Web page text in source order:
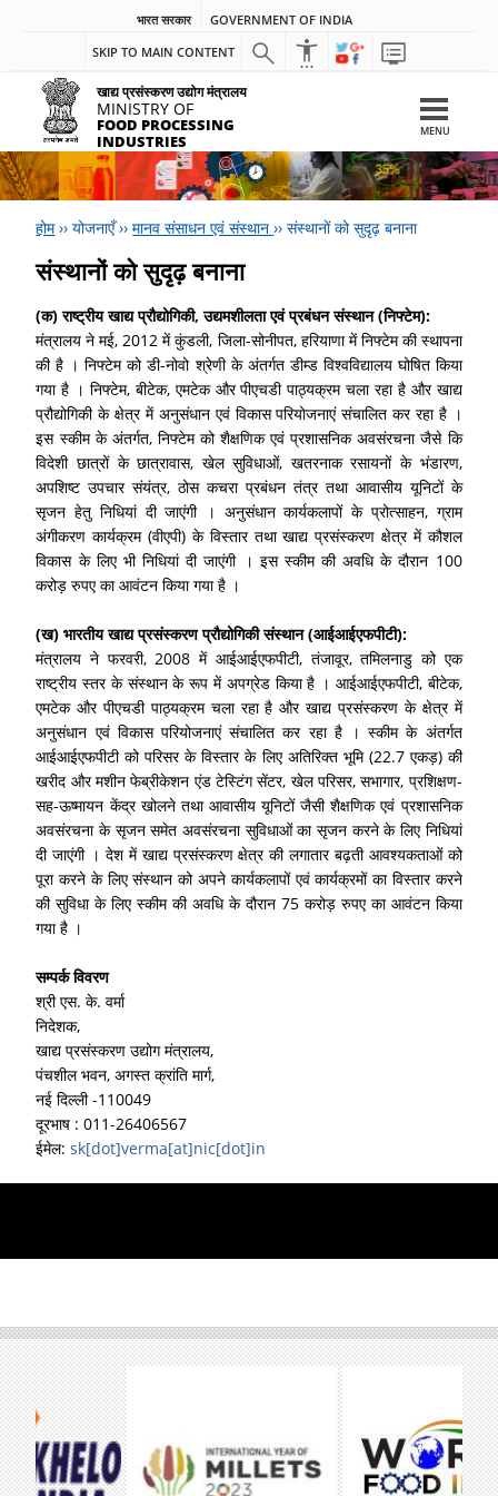
भारत सरकार
GOVERNMENT OF INDIA
SKIP TO MAIN CONTENT
खाद्य प्रसंस्करण उद्योग मंत्रालय
MINISTRY OF
FOOD PROCESSING
INDUSTRIES
MENU
होम››योजनाएँ››मानव संसाधन एवं संस्थान››संस्थानों को सुदृढ़ बनाना
संस्थानों को सुदृढ़ बनाना
(क) राष्ट्रीय खाद्य प्रौद्योगिकी, उद्यमशीलता एवं प्रबंधन संस्थान (निफ्टेम):
मंत्रालय ने मई, 2012 में कुंडली, जिला-सोनीपत, हरियाणा में निफ्टेम की स्थापना
की है । निफ्टेम को डी-नोवो श्रेणी के अंतर्गत डीम्ड विश्वविद्यालय घोषित किया
गया है । निफ्टेम, बीटेक, एमटेक और पीएचडी पाठ्यक्रम चला रहा है और खाद्य
प्रौद्योगिकी के क्षेत्र में अनुसंधान एवं विकास परियोजनाएं संचालित कर रहा है ।
इस स्कीम के अंतर्गत, निफ्टेम को शैक्षणिक एवं प्रशासनिक अवसंरचना जैसे कि
विदेशी छात्रों के छात्रावास, खेल सुविधाओं, खतरनाक रसायनों के भंडारण,
अपशिष्ट उपचार संयंत्र, ठोस कचरा प्रबंधन तंत्र तथा आवासीय यूनिटों के
सृजन हेतु निधियां दी जाएंगी । अनुसंधान कार्यकलापों के प्रोत्साहन, ग्राम
अंगीकरण कार्यक्रम (वीएपी) के विस्तार तथा खाद्य प्रसंस्करण क्षेत्र में कौशल
विकास के लिए भी निधियां दी जाएंगी । इस स्कीम की अवधि के दौरान 100
करोड़ रुपए का आवंटन किया गया है ।
(ख) भारतीय खाद्य प्रसंस्करण प्रौद्योगिकी संस्थान (आईआईएफपीटी):
मंत्रालय ने फरवरी, 2008 में आईआईएफपीटी, तंजावूर, तमिलनाडु को एक
राष्ट्रीय स्तर के संस्थान के रूप में अपग्रेड किया है । आईआईएफपीटी, बीटेक,
एमटेक और पीएचडी पाठ्यक्रम चला रहा है और खाद्य प्रसंस्करण के क्षेत्र में
अनुसंधान एवं विकास परियोजनाएं संचालित कर रहा है । स्कीम के अंतर्गत
आईआईएफपीटी को परिसर के विस्तार के लिए अतिरिक्त भूमि (22.7 एकड़) की
खरीद और मशीन फेब्रीकेशन एंड टेस्टिंग सेंटर, खेल परिसर, सभागार, प्रशिक्षण-
सह-ऊष्मायन केंद्र खोलने तथा आवासीय यूनिटों जैसी शैक्षणिक एवं प्रशासनिक
अवसंरचना के सृजन समेत अवसंरचना सुविधाओं का सृजन करने के लिए निधियां
दी जाएंगी । देश में खाद्य प्रसंस्करण क्षेत्र की लगातार बढ़ती आवश्यकताओं को
पूरा करने के लिए संस्थान को अपने कार्यकलापों एवं कार्यक्रमों का विस्तार करने
की सुविधा के लिए स्कीम की अवधि के दौरान 75 करोड़ रुपए का आवंटन किया
गया है ।
सम्पर्क विवरण
श्री एस. के. वर्मा
निदेशक,
खाद्य प्रसंस्करण उद्योग मंत्रालय,
पंचशील भवन, अगस्त क्रांति मार्ग,
नई दिल्ली -110049
दूरभाष : 011-26406567
ईमेल:sk[dot]verma[at]nic[dot]in